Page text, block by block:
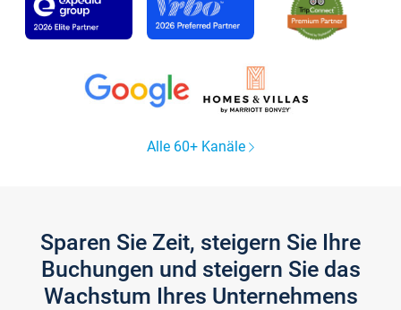
Alle 60+ Kanäle
Sparen Sie Zeit, steigern Sie Ihre
Buchungen und steigern Sie das
Wachstum Ihres Unternehmens